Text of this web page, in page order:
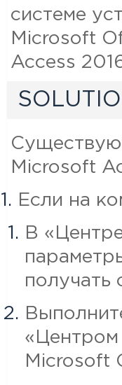
системе
Microsoft
Access
Microsoft
Если на
В
получать
«Центром
Microsoft